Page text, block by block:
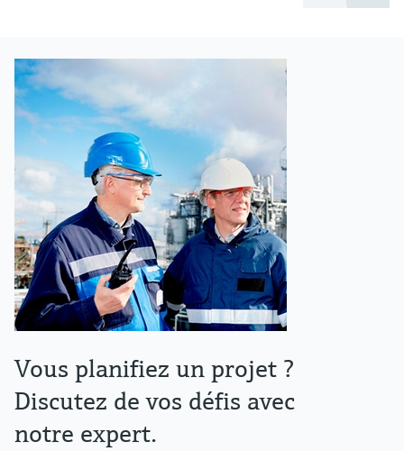
Vous planifiez un projet ?
Discutez de vos défis avec
notre expert.